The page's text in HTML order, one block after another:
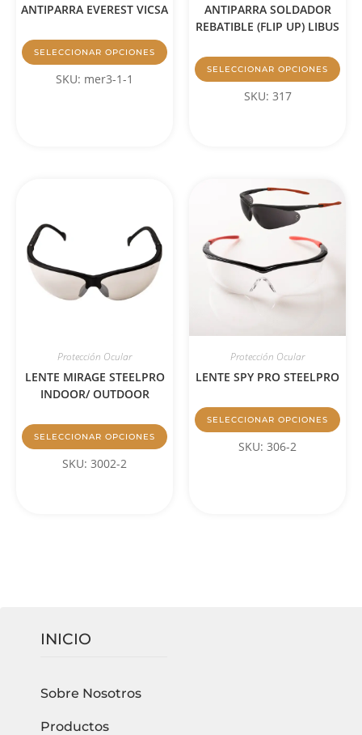
ANTIPARRA EVEREST VICSA
SELECCIONAR OPCIONES
SKU: mer3-1-1
ANTIPARRA SOLDADOR
REBATIBLE (FLIP UP) LIBUS
SELECCIONAR OPCIONES
SKU: 317
Protección Ocular
LENTE MIRAGE STEELPRO
INDOOR/ OUTDOOR
SELECCIONAR OPCIONES
SKU: 3002-2
Protección Ocular
LENTE SPY PRO STEELPRO
SELECCIONAR OPCIONES
SKU: 306-2
INICIO
Sobre Nosotros
Productos